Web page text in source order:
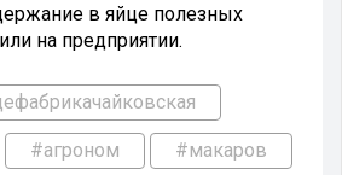
в яйце полезных
на предприятии.
#агроном #макаров